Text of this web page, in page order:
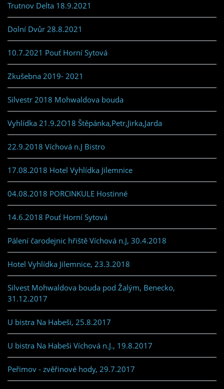
Trutnov Delta 18.9.2021
Dolní Dvůr 28.8.2021
10.7.2021 Pouť Horní Sytová
Zkušebna 2019- 2021
Silvestr 2018 Mohwaldova bouda
Vyhlídka 21.9.2O18 Štěpánka,Petr,Jirka,Jarda
22.9.2018 Víchová n.J Bistro
17.08.2018 Hotel Vyhlídka Jilemnice
04.08.2018 PORCINKULE Hostinné
14.6.2018 Pouť Horní Sytová
Pálení čarodejnic hřiště Víchová n.J, 30.4.2018
Hotel Vyhlídka Jilemnice, 23.3.2018
Silvest Mohwaldova bouda pod Žalým, Benecko,
31.12.2017
U bistra Na Habeši, 25.8.2017
U bistra Na Habeši Víchová n.J., 19.8.2017
Peřimov - zvěřinové hody, 29.7.2017